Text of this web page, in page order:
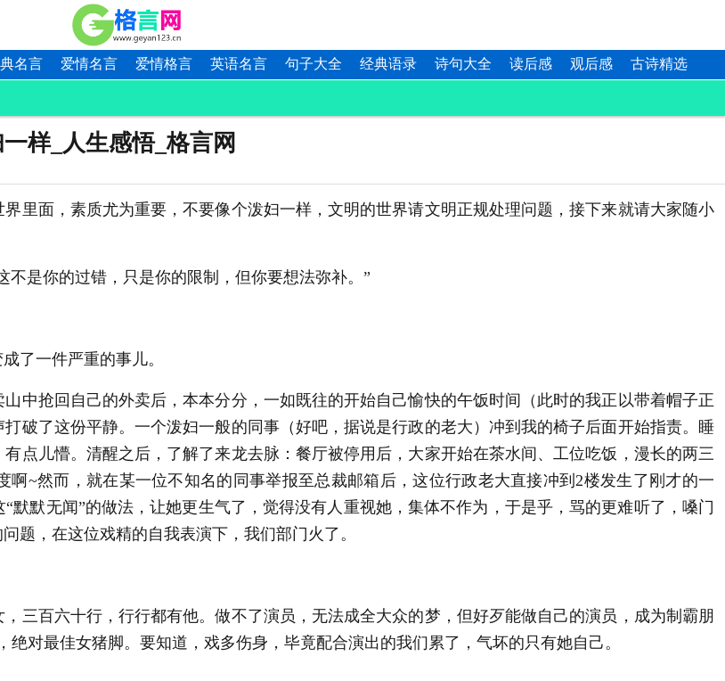
名言 爱情名言 爱情格言 英语名言 句子大全 经典语录 诗句大全 读后感 观后感 古诗精选
样_人生感悟_格言网
里面，素质尤为重要，不要像个泼妇一样，文明的世界请文明正规处理问题，接下来就请大家随小
是你的过错，只是你的限制，但你要想法弥补。”
了一件严重的事儿。
中抢回自己的外卖后，本本分分，一如既往的开始自己愉快的午饭时间（此时的我正以带着帽子正
破了这份平静。一个泼妇一般的同事（好吧，据说是行政的老大）冲到我的椅子后面开始指责。睡
点儿懵。清醒之后，了解了来龙去脉：餐厅被停用后，大家开始在茶水间、工位吃饭，漫长的两三
~然而，就在某一位不知名的同事举报至总裁邮箱后，这位行政老大直接冲到2楼发生了刚才的一
默无闻”的做法，让她更生气了，觉得没有人重视她，集体不作为，于是乎，骂的更难听了，嗓门
题，在这位戏精的自我表演下，我们部门火了。
三百六十行，行行都有他。做不了演员，无法成全大众的梦，但好歹能做自己的演员，成为制霸朋
对最佳女猪脚。要知道，戏多伤身，毕竟配合演出的我们累了，气坏的只有她自己。